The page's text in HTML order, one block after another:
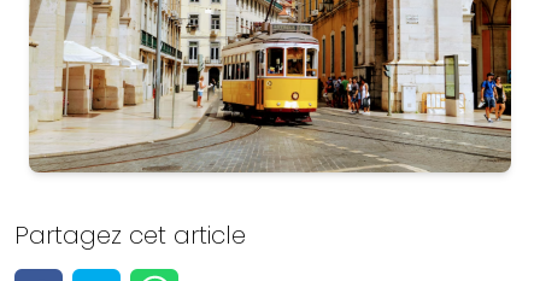
Portugal
Voir toutes les 144 activités
Partagez cet article